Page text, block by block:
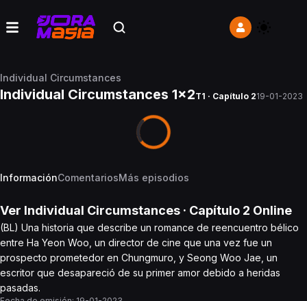
Individual Circumstances
Individual Circumstances 1x2T1 · Capítulo 219-01-2023
InformaciónComentariosMás episodios
Ver Individual Circumstances · Capítulo 2 Online
(BL) Una historia que describe un romance de reencuentro bélico
entre Ha Yeon Woo, un director de cine que una vez fue un
prospecto prometedor en Chungmuro, y Seong Woo Jae, un
escritor que desapareció de su primer amor debido a heridas
pasadas.